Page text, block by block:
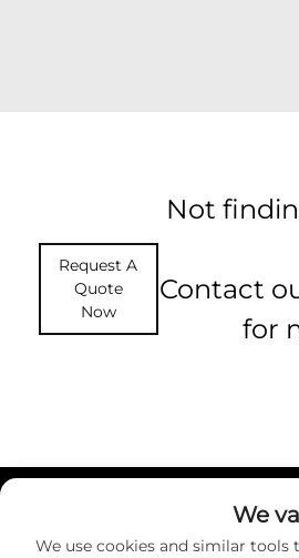
Not
Contact
for
Request A
Quote
Now
We
We use cookies and similar tools